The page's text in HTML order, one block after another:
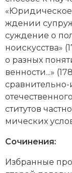
Новая
Новейшая
Образование
Революции и
Религия и
ж­де­нии
су­ж­де­ние о
но­ис­кус­ст­ва»
о раз­ных
вен­но­сти...»
срав­ни­тель­но-
отечественного
сти­ту­тов
мических
Сочинения:
Из­бран­ные